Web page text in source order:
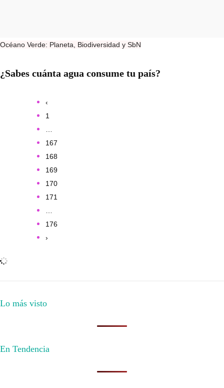
Océano Verde: Planeta, Biodiversidad y SbN
¿Sabes cuánta agua consume tu país?
‹
1
…
167
168
169
170
171
…
176
›
Lo más visto
En Tendencia